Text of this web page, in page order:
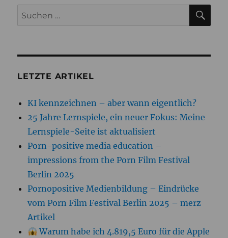
Suchen
nach:
LETZTE ARTIKEL
KI kennzeichnen – aber wann eigentlich?
25 Jahre Lernspiele, ein neuer Fokus: Meine
Lernspiele-Seite ist aktualisiert
Porn-positive media education –
impressions from the Porn Film Festival
Berlin 2025
Pornopositive Medienbildung – Eindrücke
vom Porn Film Festival Berlin 2025 – merz
Artikel
Warum habe ich 4.819,5 Euro für die Apple